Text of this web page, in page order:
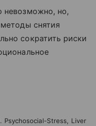
невозможно, но,
снятия
сократить риски
Psychosocial-Stress, Liver